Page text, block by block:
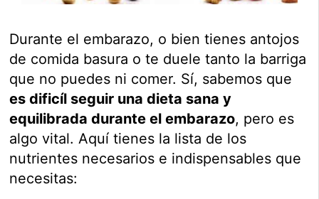
Durante el embarazo, o bien tienes antojos
de comida basura o te duele tanto la barriga
que no puedes ni comer. Sí, sabemos que
es dificíl seguir una dieta sana y
equilibrada durante el embarazo, pero es
algo vital. Aquí tienes la lista de los
nutrientes necesarios e indispensables que
necesitas: